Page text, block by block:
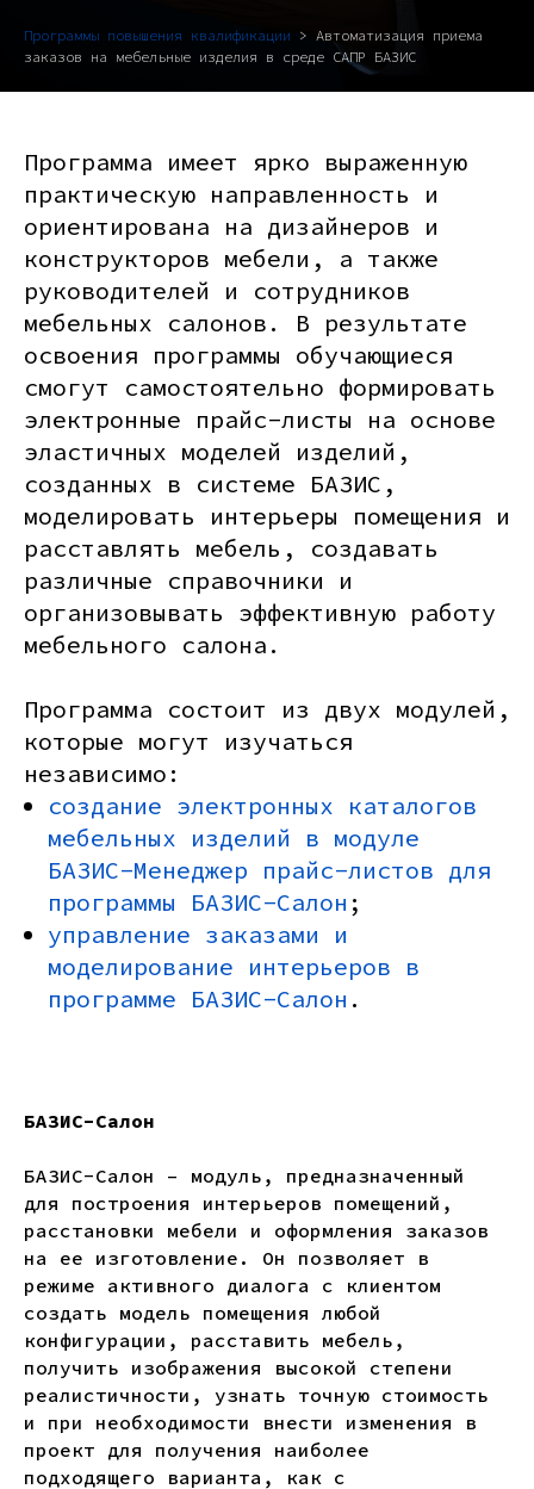
Программы повышения квалификации > Автоматизация приема
заказов на мебельные изделия в среде САПР БАЗИС
Программа имеет ярко выраженную
практическую направленность и
ориентирована на дизайнеров и
конструкторов мебели, а также
руководителей и сотрудников
мебельных салонов. В результате
освоения программы обучающиеся
смогут самостоятельно формировать
электронные прайс-листы на основе
эластичных моделей изделий,
созданных в системе БАЗИС,
моделировать интерьеры помещения и
расставлять мебель, создавать
различные справочники и
организовывать эффективную работу
мебельного салона.
Программа состоит из двух модулей,
которые могут изучаться
независимо:
создание электронных каталогов
мебельных изделий в модуле
БАЗИС-Менеджер прайс-листов для
программы БАЗИС-Салон ;
управление заказами и
моделирование интерьеров в
программе БАЗИС-Салон .
БАЗИС-Салон
БАЗИС-Салон – модуль, предназначенный
для построения интерьеров помещений,
расстановки мебели и оформления заказов
на ее изготовление. Он позволяет в
режиме активного диалога с клиентом
создать модель помещения любой
конфигурации, расставить мебель,
получить изображения высокой степени
реалистичности, узнать точную стоимость
и при необходимости внести изменения в
проект для получения наиболее
подходящего варианта, как с